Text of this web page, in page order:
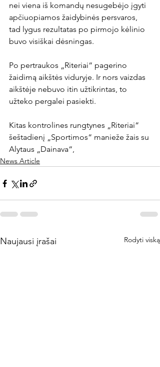
nei viena iš komandų nesugebėjo įgyti
apčiuopiamos žaidybinės persvaros,
tad lygus rezultatas po pirmojo kėlinio
buvo visiškai dėsningas.
Po pertraukos „Riteriai“ pagerino
žaidimą aikštės viduryje. Ir nors vaizdas
aikštėje nebuvo itin užtikrintas, to
užteko pergalei pasiekti.
Kitas kontrolines rungtynes „Riteriai“
šeštadienį „Sportimos“ manieže žais su
Alytaus „Dainava“,
News Article
Naujausi įrašai Rodyti viską